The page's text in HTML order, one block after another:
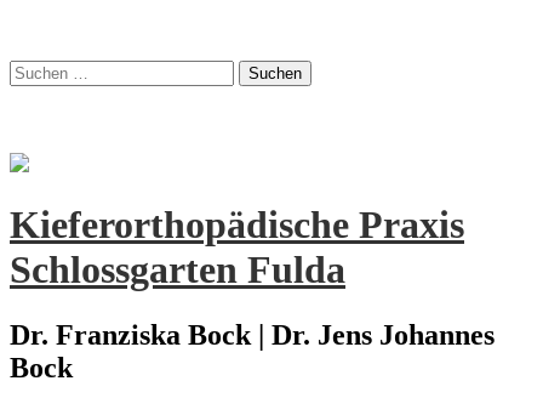
Zum
Inhalt
Suchen
nach:
Kieferorthopädische Praxis
Schlossgarten Fulda
Dr. Franziska Bock | Dr. Jens Johannes
Bock